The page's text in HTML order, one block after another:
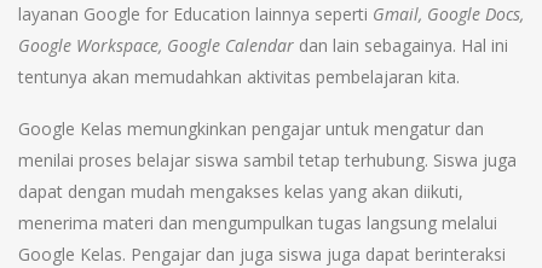
layanan Google for Education lainnya seperti Gmail, Google Docs,
Google Workspace, Google Calendar dan lain sebagainya. Hal ini
tentunya akan memudahkan aktivitas pembelajaran kita.
Google Kelas memungkinkan pengajar untuk mengatur dan
menilai proses belajar siswa sambil tetap terhubung. Siswa juga
dapat dengan mudah mengakses kelas yang akan diikuti,
menerima materi dan mengumpulkan tugas langsung melalui
Google Kelas. Pengajar dan juga siswa juga dapat berinteraksi